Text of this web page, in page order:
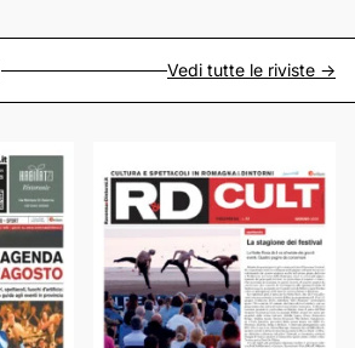
Vedi tutte le riviste ->